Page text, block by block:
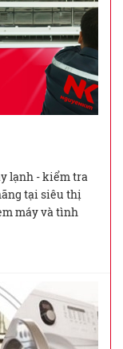
lạnh - kiểm tra
tại siêu thị
máy và tình